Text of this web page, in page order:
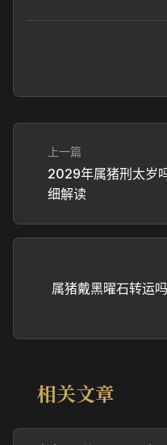
上一篇
2029年属猪刑太岁
细解读
属猪戴黑曜石转运
相关文章